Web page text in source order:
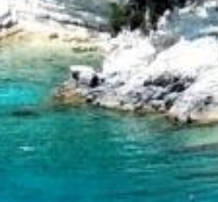
DARMSTADT
HAMBURG
HEIDELBERG
KARLSRUHE
KÖLN
PFORZHEIM
RHEINSTETTEN
SWR BADEN BADEN